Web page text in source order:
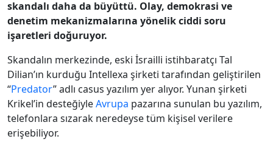
skandalı daha da büyüttü. Olay, demokrasi ve
denetim mekanizmalarına yönelik ciddi soru
işaretleri doğuruyor.
Skandalın merkezinde, eski İsrailli istihbaratçı Tal
Dilian’ın kurduğu Intellexa şirketi tarafından geliştirilen
“Predator” adlı casus yazılım yer alıyor. Yunan şirketi
Krikel’in desteğiyleAvrupa pazarına sunulan bu yazılım,
telefonlara sızarak neredeyse tüm kişisel verilere
erişebiliyor.